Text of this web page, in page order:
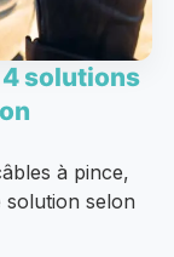
4 solutions
à pince,
selon